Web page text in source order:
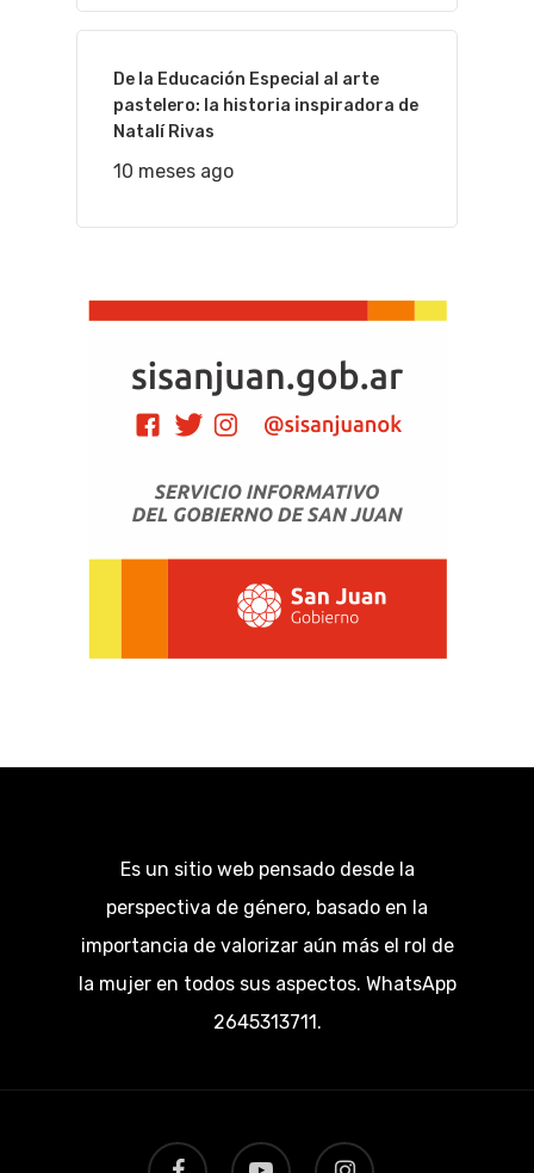
De la Educación Especial al arte
pastelero: la historia inspiradora de
Natalí Rivas
10 meses ago
Es un sitio web pensado desde la
perspectiva de género, basado en la
importancia de valorizar aún más el rol de
la mujer en todos sus aspectos. WhatsApp
2645313711.
facebook youtube instagram